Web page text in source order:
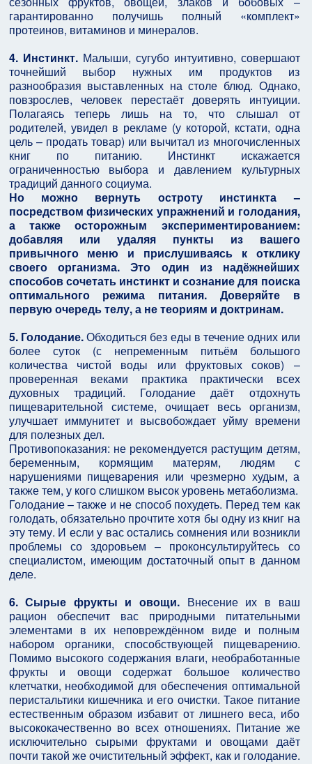
гарантированно получишь полный «комплект»
протеинов, витаминов и минералов.
4. Инстинкт. Малыши, сугубо интуитивно, совершают
точнейший выбор нужных им продуктов из
разнообразия выставленных на столе блюд. Однако,
повзрослев, человек перестаёт доверять интуиции.
Полагаясь теперь лишь на то, что слышал от
родителей, увидел в рекламе (у которой, кстати, одна
цель – продать товар) или вычитал из многочисленных
книг по питанию. Инстинкт искажается
ограниченностью выбора и давлением культурных
традиций данного социума.
Но можно вернуть остроту инстинкта –
посредством физических упражнений и голодания,
а также осторожным экспериментированием:
добавляя или удаляя пункты из вашего
привычного меню и прислушиваясь к отклику
своего организма. Это один из надёжнейших
способов сочетать инстинкт и сознание для поиска
оптимального режима питания. Доверяйте в
первую очередь телу, а не теориям и доктринам.
5. Голодание.Обходиться без еды в течение одних или
более суток (с непременным питьём большого
количества чистой воды или фруктовых соков) –
проверенная веками практика практически всех
духовных традиций. Голодание даёт отдохнуть
пищеварительной системе, очищает весь организм,
улучшает иммунитет и высвобождает уйму времени
для полезных дел.
Противопоказания: не рекомендуется растущим детям,
беременным, кормящим матерям, людям с
нарушениями пищеварения или чрезмерно худым, а
также тем, у кого слишком высок уровень метаболизма.
Голодание – также и не способ похудеть. Перед тем как
голодать, обязательно прочтите хотя бы одну из книг на
эту тему. И если у вас остались сомнения или возникли
проблемы со здоровьем – проконсультируйтесь со
специалистом, имеющим достаточный опыт в данном
деле.
6. Сырые фрукты и овощи. Внесение их в ваш
рацион обеспечит вас природными питательными
элементами в их неповреждённом виде и полным
набором органики, способствующей пищеварению.
Помимо высокого содержания влаги, необработанные
фрукты и овощи содержат большое количество
клетчатки, необходимой для обеспечения оптимальной
перистальтики кишечника и его очистки. Такое питание
естественным образом избавит от лишнего веса, ибо
высококачественно во всех отношениях. Питание же
исключительно сырыми фруктами и овощами даёт
почти такой же очистительный эффект, как и голодание.